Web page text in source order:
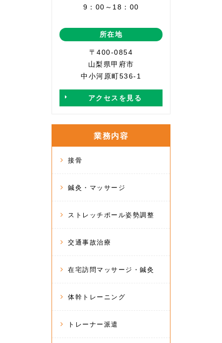
9：00～18：00
所在地
〒400-0854
山梨県甲府市
中小河原町536-1
アクセスを見る
業務内容
接骨
鍼灸・マッサージ
ストレッチポール姿勢調整
交通事故治療
在宅訪問マッサージ・鍼灸
体幹トレーニング
トレーナー派遣